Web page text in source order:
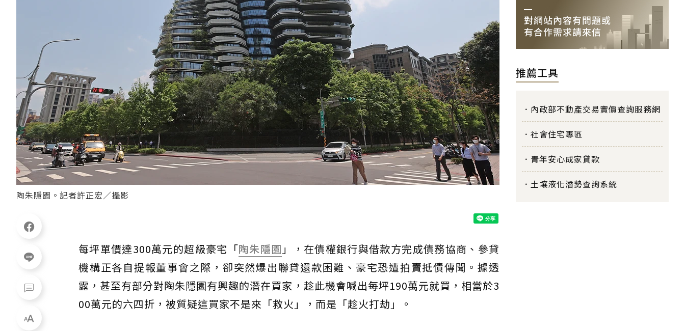
陶朱隱園。記者許正宏／攝影
每坪單價達300萬元的超級豪宅「陶朱隱園 」，在債權銀行與借款方完成債務協商、參貸
機構正各自提報董事會之際，卻突然爆出聯貸還款困難、豪宅恐遭拍賣抵債傳聞。據透
露，甚至有部分對陶朱隱園有興趣的潛在買家，趁此機會喊出每坪190萬元就買，相當於3
00萬元的六四折，被質疑這買家不是來「救火」，而是「趁火打劫」。
推薦工具
內政部不動產交易實價查詢服務網
社會住宅專區
青年安心成家貸款
土壤液化潛勢查詢系統